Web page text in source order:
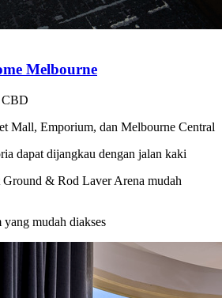
Melbourne
CBD
Mall, Emporium, dan Melbourne Central
dapat dijangkau dengan jalan kaki
& Rod Laver Arena mudah
yang mudah diakses